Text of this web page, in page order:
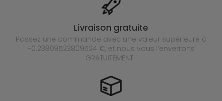
Livraison gratuite
Passez une commande avec une valeur supérieure à
-0.23809523809524 €, et nous vous l’enverrons
GRATUITEMENT !